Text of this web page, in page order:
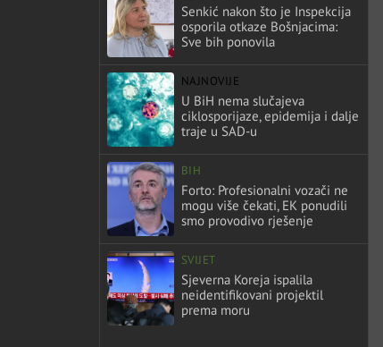
Senkić nakon što je Inspekcija
osporila otkaze Bošnjacima:
Sve bih ponovila
NAJNOVIJE
U BiH nema slučajeva
ciklosporijaze, epidemija i dalje
traje u SAD-u
BIH
Forto: Profesionalni vozači ne
mogu više čekati, EK ponudili
smo provodivo rješenje
SVIJET
Sjeverna Koreja ispalila
neidentifikovani projektil
prema moru